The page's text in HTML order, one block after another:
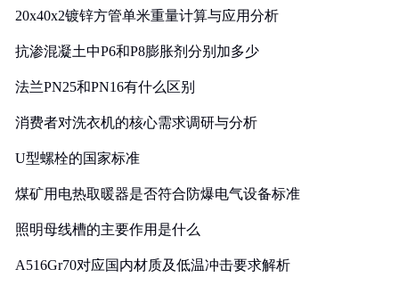
20x40x2镀锌方管单米重量计算与应用分析
抗渗混凝土中P6和P8膨胀剂分别加多少
法兰PN25和PN16有什么区别
消费者对洗衣机的核心需求调研与分析
U型螺栓的国家标准
煤矿用电热取暖器是否符合防爆电气设备标准
照明母线槽的主要作用是什么
A516Gr70对应国内材质及低温冲击要求解析